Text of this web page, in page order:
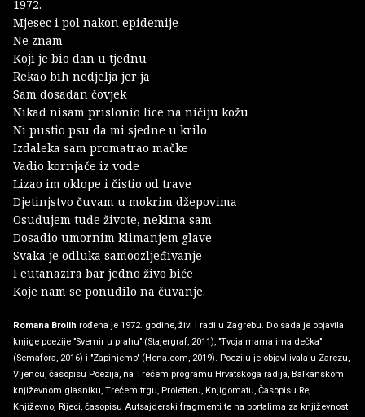
1972.
Mjesec i pol nakon epidemije
Ne znam
Koji je bio dan u tjednu
Rekao bih nedjelja jer ja
Sam dosadan čovjek
Nikad nisam prislonio lice na ničiju kožu
Ni pustio psu da mi sjedne u krilo
Izdaleka sam promatrao mačke
Vadio kornjače iz vode
Lizao im oklope i čistio od trave
Djetinjstvo čuvam u mokrim džepovima
Osuđujem tuđe živote, nekima sam
Dosadio umornim klimanjem glave
Svaka je odluka samoozljeđivanje
I eutanazira bar jedno živo biće
Koje nam se ponudilo na čuvanje.
Romana Brolih rođena je 1972. godine, živi i radi u Zagrebu. Do sada je objavila
knjige poezije "Svemir u prahu" (Stajergraf, 2011), "Tvoja mama ima dečka"
(Semafora, 2016) i "Zapinjemo" (Hena.com, 2019). Poeziju je objavljivala u Zarezu,
Vijencu, časopisu Poezija, na Trećem programu Hrvatskoga radija, Balkanskom
književnom glasniku, Trećem trgu, Proletteru, Knjigomatu, Časopisu Re,
Književnoj Rijeci, časopisu Autsajderski fragmenti te na portalima za književnost